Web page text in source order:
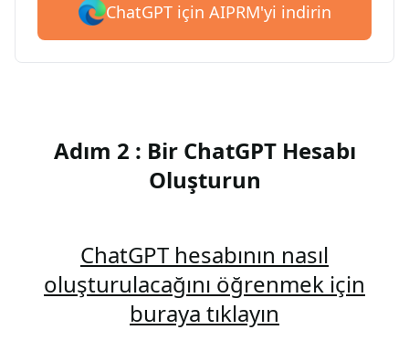
ChatGPT için AIPRM'yi indirin
Adım 2 : Bir ChatGPT Hesabı
Oluşturun
ChatGPT hesabının nasıl
oluşturulacağını öğrenmek için
buraya tıklayın